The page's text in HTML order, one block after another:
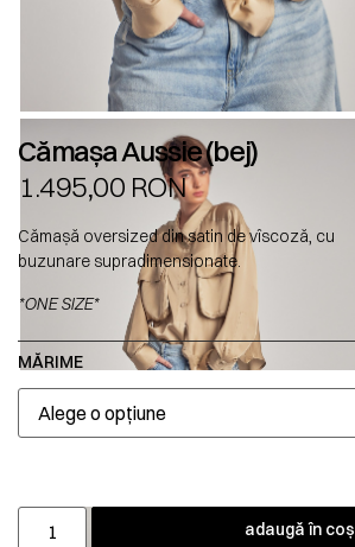
Cămașa Aussie (bej)
1.495,00 RON
Cămașă oversized din satin de vîscoză, cu
buzunare supradimensionate.
*ONE SIZE*
MĂRIME
adaugă în coș